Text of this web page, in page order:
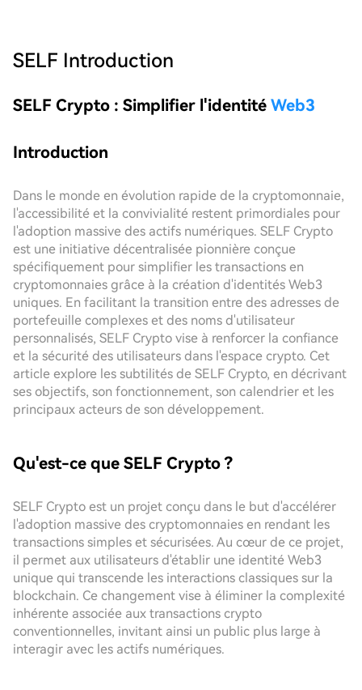
SELF Introduction
SELF Crypto : Simplifier l'identité Web3
Introduction
Dans le monde en évolution rapide de la cryptomonnaie,
l'accessibilité et la convivialité restent primordiales pour
l'adoption massive des actifs numériques. SELF Crypto
est une initiative décentralisée pionnière conçue
spécifiquement pour simplifier les transactions en
cryptomonnaies grâce à la création d'identités Web3
uniques. En facilitant la transition entre des adresses de
portefeuille complexes et des noms d'utilisateur
personnalisés, SELF Crypto vise à renforcer la confiance
et la sécurité des utilisateurs dans l'espace crypto. Cet
article explore les subtilités de SELF Crypto, en décrivant
ses objectifs, son fonctionnement, son calendrier et les
principaux acteurs de son développement.
Qu'est-ce que SELF Crypto ?
SELF Crypto est un projet conçu dans le but d'accélérer
l'adoption massive des cryptomonnaies en rendant les
transactions simples et sécurisées. Au cœur de ce projet,
il permet aux utilisateurs d'établir une identité Web3
unique qui transcende les interactions classiques sur la
blockchain. Ce changement vise à éliminer la complexité
inhérente associée aux transactions crypto
conventionnelles, invitant ainsi un public plus large à
interagir avec les actifs numériques.